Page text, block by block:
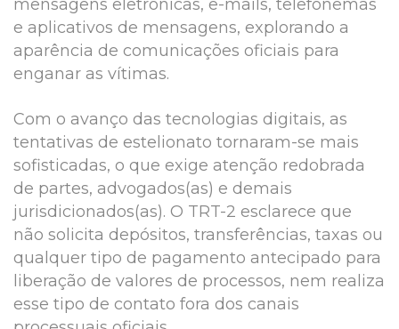
mensagens eletrônicas, e-mails, telefonemas
e aplicativos de mensagens, explorando a
aparência de comunicações oficiais para
enganar as vítimas.
Com o avanço das tecnologias digitais, as
tentativas de estelionato tornaram-se mais
sofisticadas, o que exige atenção redobrada
de partes, advogados(as) e demais
jurisdicionados(as). O TRT-2 esclarece que
não solicita depósitos, transferências, taxas ou
qualquer tipo de pagamento antecipado para
liberação de valores de processos, nem realiza
esse tipo de contato fora dos canais